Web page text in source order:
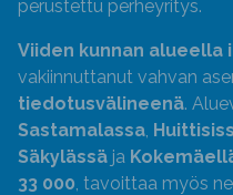
perustettu perheyritys.
Viiden kunnan alueella
vakiinnuttanut vahvan
tiedotusvälineenä.
Sastamalassa,
Säkylässä ja
33 000, tavoittaa myös